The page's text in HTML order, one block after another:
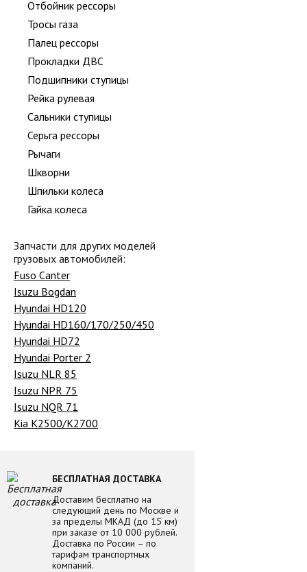
Отбойник рессоры
Тросы газа
Палец рессоры
Прокладки ДВС
Подшипники ступицы
Рейка рулевая
Сальники ступицы
Серьга рессоры
Рычаги
Шкворни
Шпильки колеса
Гайка колеса
Запчасти для других моделей
грузовых автомобилей:
Fuso Canter
Isuzu Bogdan
Hyundai HD120
Hyundai HD160/170/250/450
Hyundai HD72
Hyundai Porter 2
Isuzu NLR 85
Isuzu NPR 75
Isuzu NQR 71
Kia K2500/K2700
БЕСПЛАТНАЯ ДОСТАВКА
Доставим бесплатно на
следующий день по Москве и
за пределы МКАД (до 15 км)
при заказе от 10 000 рублей.
Доставка по России – по
тарифам транспортных
компаний.